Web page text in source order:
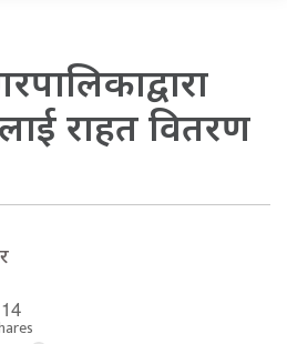
राहत वितरण
14